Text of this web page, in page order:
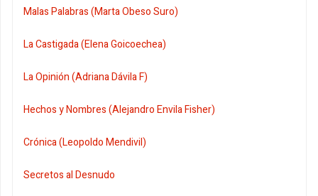
Malas Palabras (Marta Obeso Suro)
La Castigada (Elena Goicoechea)
La Opinión (Adriana Dávila F)
Hechos y Nombres (Alejandro Envila Fisher)
Crónica (Leopoldo Mendivil)
Secretos al Desnudo